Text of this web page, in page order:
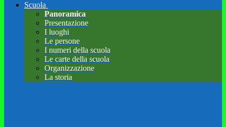
Scuola
Panoramica
Presentazione
I luoghi
Le persone
I numeri della scuola
Le carte della scuola
Organizzazione
La storia